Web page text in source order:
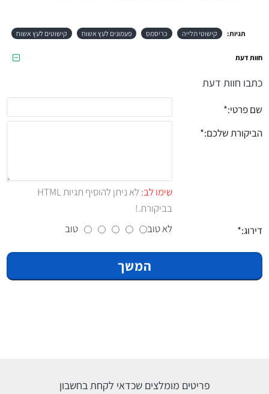
תגיות: קישוטי תלייה כריסמס פעמונים לעץ אשוח קישוטים לעץ אשוח
חוות דעת
כתבו חוות דעת
שם פרטי:
הביקורת שלכם:
שימו לב:
לא ניתן להוסיף תגיות HTML
בביקורת.!
דירוג:
לא טוב טוב
המשך
פריטים מומלצים שכדאי לקחת בחשבון